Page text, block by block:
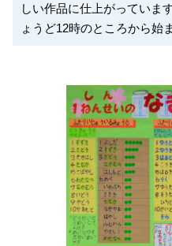
しい作品に仕上がっていま
ょうど12時のところから始